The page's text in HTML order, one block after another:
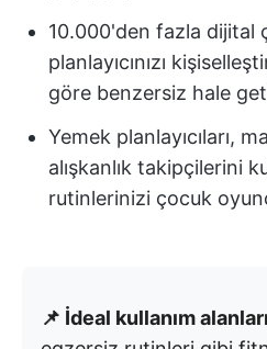
10.000'den fazla dijital
planlayıcınızı
göre benzersiz hale
Yemek planlayıcıları,
alışkanlık takipçilerini
rutinlerinizi çocuk
📌 İdeal kullanım